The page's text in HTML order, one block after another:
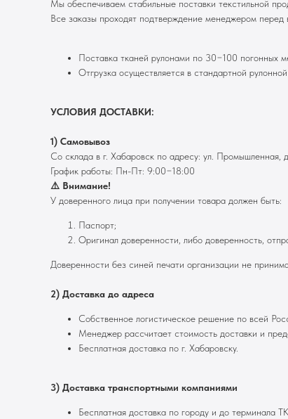
Мы обеспечиваем стабильные поставки текстильной
Все заказы проходят подтверждение менеджером перед
Поставка тканей рулонами по 30−100 погонных
Отгрузка осуществляется в стандартной
УСЛОВИЯ ДОСТАВКИ:
1) Самовывоз
Со склада в г. Хабаровск по адресу: ул. Промышленная,
График работы: Пн-Пт: 9:00−18:00
⚠️ Внимание!
У доверенного лица при получении товара должен быть:
Паспорт;
Оригинал доверенности, либо доверенность,
Доверенности без синей печати организации не
2) Доставка до адреса
Собственное логистическое решение по всей
Менеджер рассчитает стоимость доставки и
Бесплатная доставка по г. Хабаровску.
3) Доставка транспортными компаниями
Бесплатная доставка по городу и до терминала